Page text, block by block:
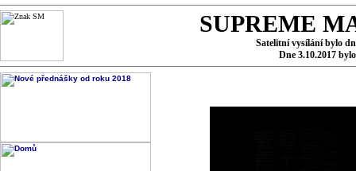
SUPREME
Satelitní vysílání bylo
Dne 3.10.2017